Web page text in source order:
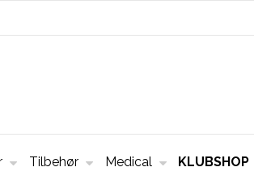
Tilbehør Medical KLUBSHOP